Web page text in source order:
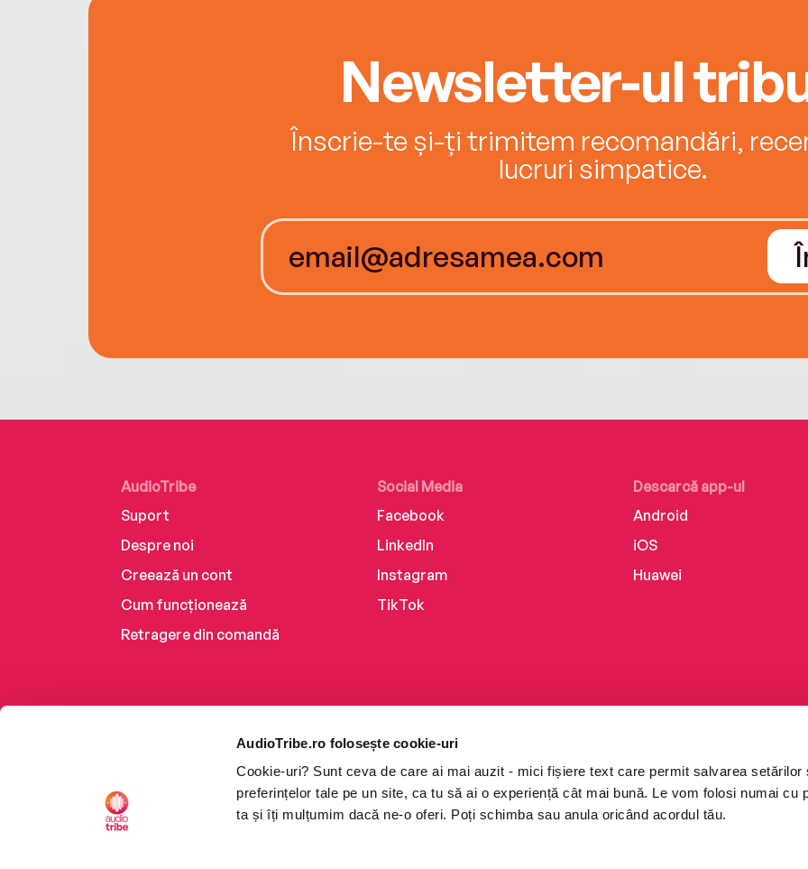
AudioTribe.ro folosește cookie-uri
Cookie-uri? Sunt ceva de care ai mai auzit - mici fișiere text care permit salvarea setărilor
preferințelor tale pe un site, ca tu să ai o experiență cât mai bună. Le vom folosi numai cu
ta și îți mulțumim dacă ne-o oferi. Poți schimba sau anula oricând acordul tău.
Newsletter-ul
Înscrie-te și-ți trimitem recomandări,
lucruri simpatice.
AudioTribe
Suport
Despre noi
Creează un cont
Cum funcționează
Retragere din comandă
Social Media
Facebook
LinkedIn
Instagram
TikTok
Descarcă app-ul
Android
iOS
Huawei